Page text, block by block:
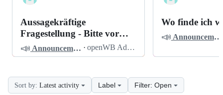
Discussions
Aussagekräftige
Fragestellung - Bitte vor
dem Posten lesen
📣 Announcements · openWB Admin
Wo finde ich
📣 Announcements
Sort by: Latest activity Label Filter: Open